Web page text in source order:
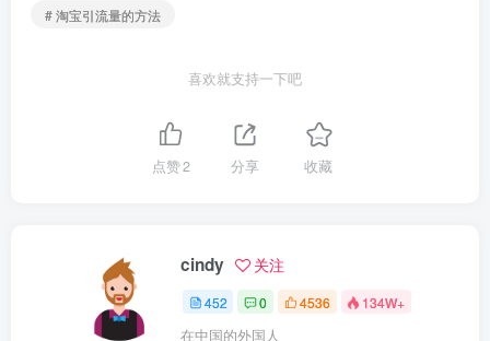
# 淘宝引流量的方法
喜欢就支持一下吧
点赞2 分享 收藏
cindy 关注
452 0 4536 134W+
在中国的外国人